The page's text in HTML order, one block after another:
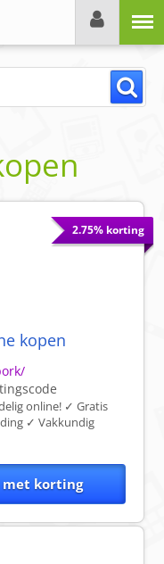
2.75% korting
kopen
online! ✓ Gratis
✓ Vakkundig
met korting